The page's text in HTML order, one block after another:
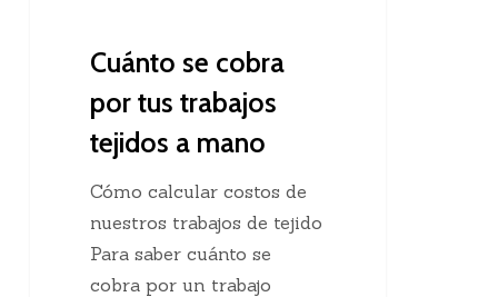
Cuánto se cobra
por tus trabajos
tejidos a mano
Cómo calcular costos de
nuestros trabajos de tejido
Para saber cuánto se
cobra por un trabajo